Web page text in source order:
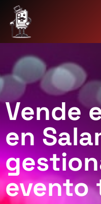
Vende
en
evento